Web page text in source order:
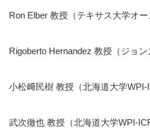
Ron Elber 教授（テキサス大学オー
Rigoberto Hernandez 教授（ジョン
小松﨑民樹 教授（北海道大学WPI-
武次徹也 教授（北海道大学WPI-